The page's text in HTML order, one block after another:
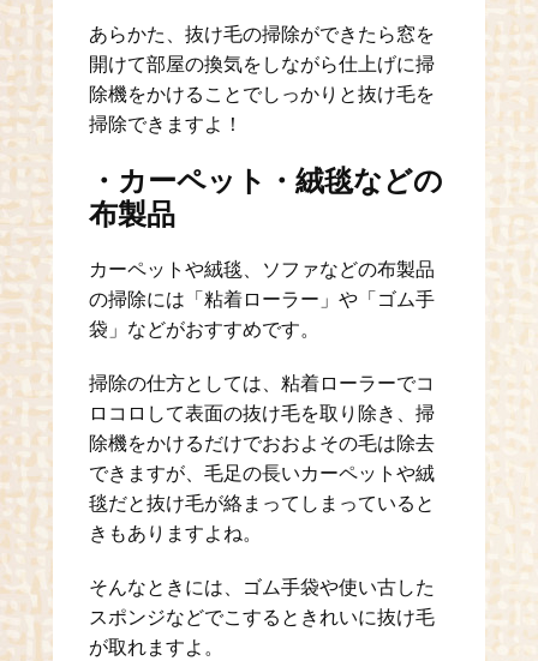
あらかた、抜け毛の掃除ができたら窓を
開けて部屋の換気をしながら仕上げに掃
除機をかけることでしっかりと抜け毛を
掃除できますよ！
・カーペット・絨毯などの
布製品
カーペットや絨毯、ソファなどの布製品
の掃除には「粘着ローラー」や「ゴム手
袋」などがおすすめです。
掃除の仕方としては、粘着ローラーでコ
ロコロして表面の抜け毛を取り除き、掃
除機をかけるだけでおおよその毛は除去
できますが、毛足の長いカーペットや絨
毯だと抜け毛が絡まってしまっていると
きもありますよね。
そんなときには、ゴム手袋や使い古した
スポンジなどでこするときれいに抜け毛
が取れますよ。